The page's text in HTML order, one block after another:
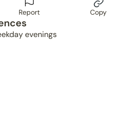
Report Copy
evenings